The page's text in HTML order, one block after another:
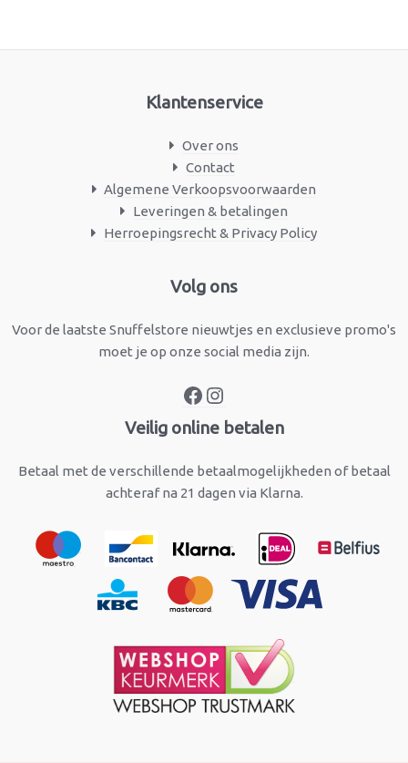
Klantenservice
Over ons
Contact
Algemene Verkoopsvoorwaarden
Leveringen & betalingen
Herroepingsrecht & Privacy Policy
Volg ons
Voor de laatste Snuffelstore nieuwtjes en exclusieve promo's
moet je op onze social media zijn.
Facebook
Veilig online betalen
Betaal met de verschillende betaalmogelijkheden of betaal
achteraf na 21 dagen via Klarna.